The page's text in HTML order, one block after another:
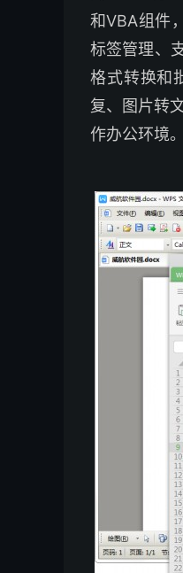
和VBA组件
标签管理、
格式转换和
复、图片转
作办公环境。